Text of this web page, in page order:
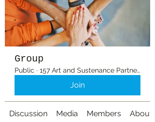
Group
Public · 157 Art and Sustenance Partners
Join
Discussion Media Members About